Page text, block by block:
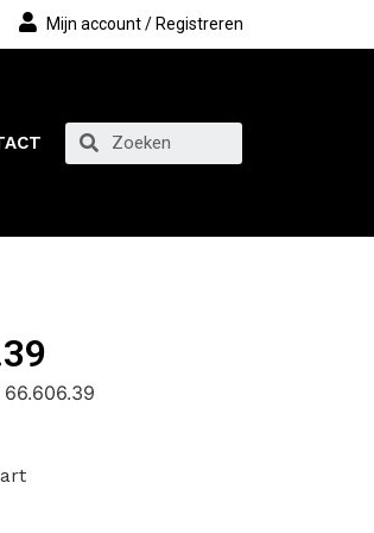
Mijn account / Registreren